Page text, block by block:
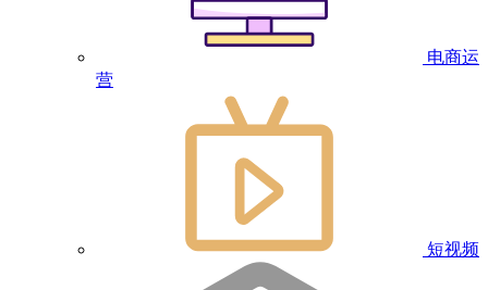
电商运
营
短视频